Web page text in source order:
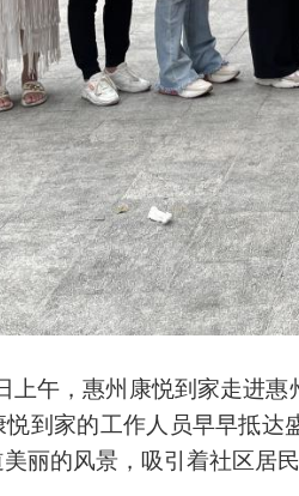
上午，惠州康悦到家走进
到家的工作人员早早抵
丽的风景，吸引着社区居